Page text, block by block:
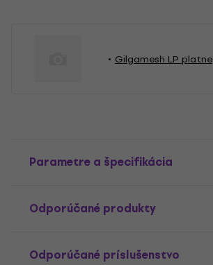
Gilgamesh LP platne
Parametre a špecifikácia
Odporúčané produkty
Odporúčané príslušenstvo